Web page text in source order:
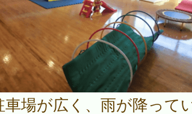
車場が広く、雨が降って